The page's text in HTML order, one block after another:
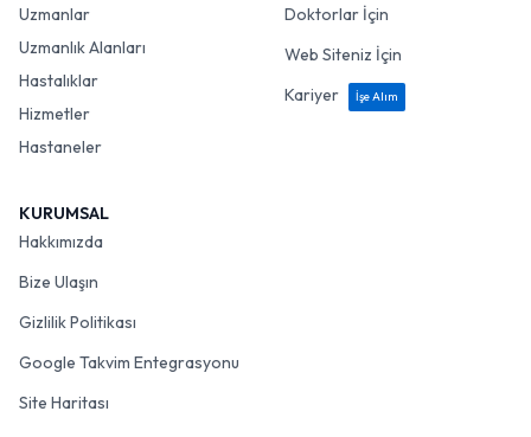
Uzmanlar
Uzmanlık Alanları
Hastalıklar
Hizmetler
Hastaneler
Doktorlar İçin
Web Siteniz İçin
Kariyer
İşe Alım
KURUMSAL
Hakkımızda
Bize Ulaşın
Gizlilik Politikası
Google Takvim Entegrasyonu
Site Haritası